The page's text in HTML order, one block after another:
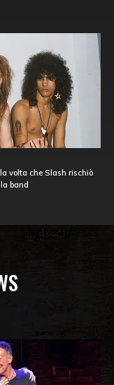
volta che Slash rischiò
band